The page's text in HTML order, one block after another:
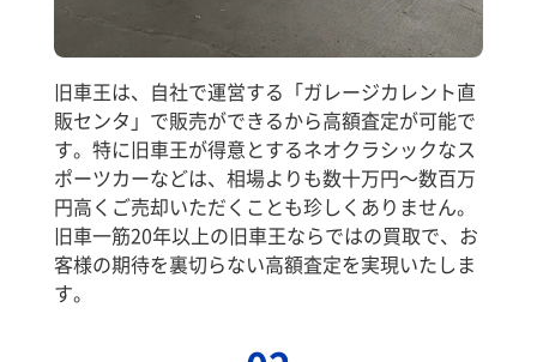
旧車王は、自社で運営する「ガレージカレント直
販センタ」で販売ができるから高額査定が可能で
す。特に旧車王が得意とするネオクラシックなス
ポーツカーなどは、相場よりも数十万円～数百万
円高くご売却いただくことも珍しくありません。
旧車一筋20年以上の旧車王ならではの買取で、お
客様の期待を裏切らない高額査定を実現いたしま
す。